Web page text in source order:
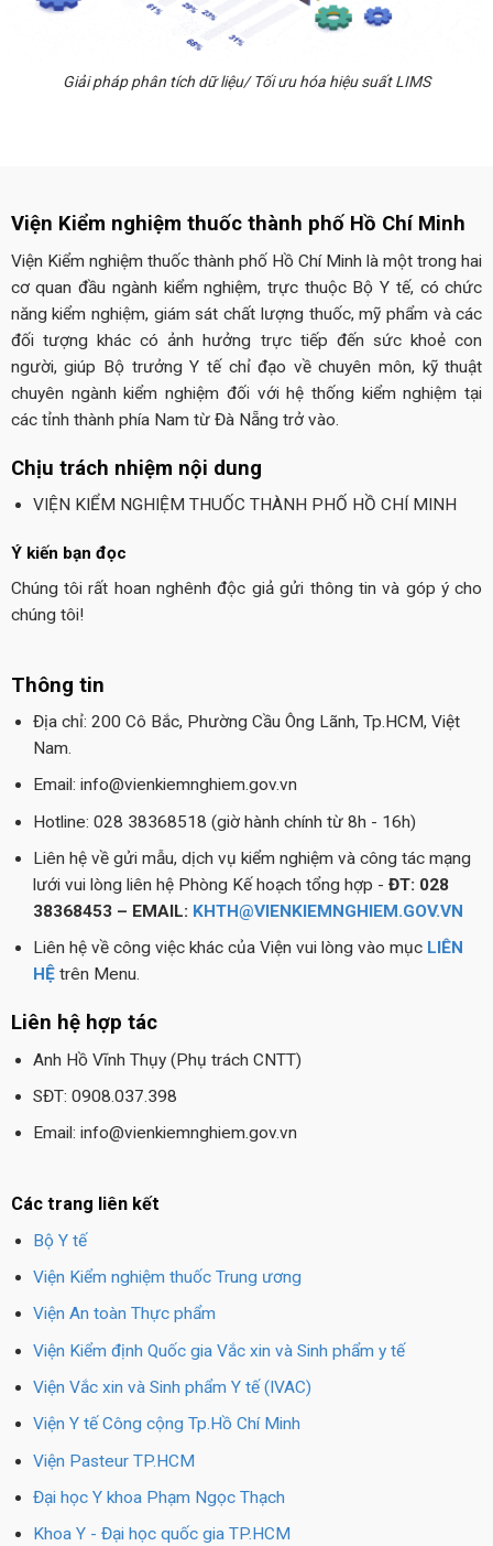
Giải pháp phân tích dữ liệu/ Tối ưu hóa hiệu suất LIMS
Viện Kiểm nghiệm thuốc thành phố Hồ Chí Minh
Viện Kiểm nghiệm thuốc thành phố Hồ Chí Minh là một trong hai
cơ quan đầu ngành kiểm nghiệm, trực thuộc Bộ Y tế, có chức
năng kiểm nghiệm, giám sát chất lượng thuốc, mỹ phẩm và các
đối tượng khác có ảnh hưởng trực tiếp đến sức khoẻ con
người, giúp Bộ trưởng Y tế chỉ đạo về chuyên môn, kỹ thuật
chuyên ngành kiểm nghiệm đối với hệ thống kiểm nghiệm tại
các tỉnh thành phía Nam từ Đà Nẵng trở vào.
Chịu trách nhiệm nội dung
VIỆN KIỂM NGHIỆM THUỐC THÀNH PHỐ HỒ CHÍ MINH
Ý kiến bạn đọc
Chúng tôi rất hoan nghênh độc giả gửi thông tin và góp ý cho
chúng tôi!
Thông tin
Địa chỉ: 200 Cô Bắc, Phường Cầu Ông Lãnh, Tp.HCM, Việt
Nam.
Email: info@vienkiemnghiem.gov.vn
Hotline: 028 38368518 (giờ hành chính từ 8h - 16h)
Liên hệ về gửi mẫu, dịch vụ kiểm nghiệm và công tác mạng
lưới vui lòng liên hệ Phòng Kế hoạch tổng hợp - ĐT: 028
38368453 – EMAIL: KHTH@VIENKIEMNGHIEM.GOV.VN
Liên hệ về công việc khác của Viện vui lòng vào mục LIÊN
HỆtrên Menu.
Liên hệ hợp tác
Anh Hồ Vĩnh Thụy (Phụ trách CNTT)
SĐT: 0908.037.398
Email: info@vienkiemnghiem.gov.vn
Các trang liên kết
Bộ Y tế
Viện Kiểm nghiệm thuốc Trung ương
Viện An toàn Thực phẩm
Viện Kiểm định Quốc gia Vắc xin và Sinh phẩm y tế
Viện Vắc xin và Sinh phẩm Y tế (IVAC)
Viện Y tế Công cộng Tp.Hồ Chí Minh
Viện Pasteur TP.HCM
Đại học Y khoa Phạm Ngọc Thạch
Khoa Y - Đại học quốc gia TP.HCM